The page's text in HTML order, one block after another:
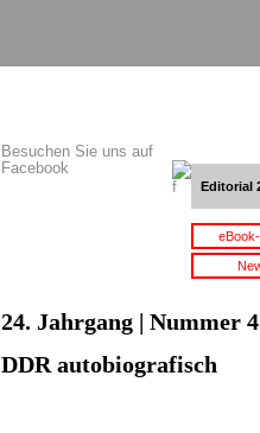
Besuchen Sie uns auf
Facebook
Editorial
24. Jahrgang | Nummer
DDR autobiografisch